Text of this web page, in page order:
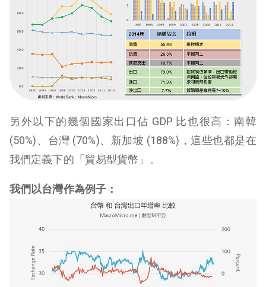
另外以下的幾個國家出口佔 GDP 比也很高：南韓
(50%)、台灣 (70%)、新加坡 (188%)，這些也都是在
我們定義下的「貿易型貨幣」。
我們以台灣作為例子：